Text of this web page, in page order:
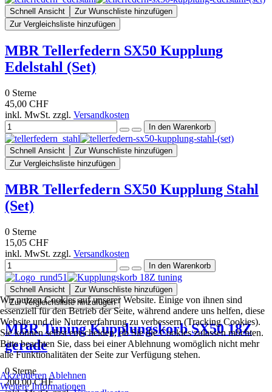
Schnell Ansicht
Zur Wunschliste hinzufügen
Zur Vergleichsliste hinzufügen
MBR Tellerfedern SX50 Kupplung
Edelstahl (Set)
0 Sterne
45,00 CHF
inkl. MwSt. zzgl. Versandkosten
Schnell Ansicht
Zur Wunschliste hinzufügen
Zur Vergleichsliste hinzufügen
MBR Tellerfedern SX50 Kupplung Stahl
(Set)
0 Sterne
15,05 CHF
inkl. MwSt. zzgl. Versandkosten
Schnell Ansicht
Zur Wunschliste hinzufügen
Zur Vergleichsliste hinzufügen
MBR Tuning Kupplungskorb SX50 18Z
gerade
0 Sterne
200,00 CHF
Wir nutzen Cookies auf unserer Website. Einige von ihnen sind
essenziell für den Betrieb der Seite, während andere uns helfen, diese
Website und die Nutzererfahrung zu verbessern (Tracking Cookies).
Sie können selbst entscheiden, ob Sie die Cookies zulassen möchten.
Bitte beachten Sie, dass bei einer Ablehnung womöglich nicht mehr
alle Funktionalitäten der Seite zur Verfügung stehen.
Akzeptieren Ablehnen
Weitere Informationen